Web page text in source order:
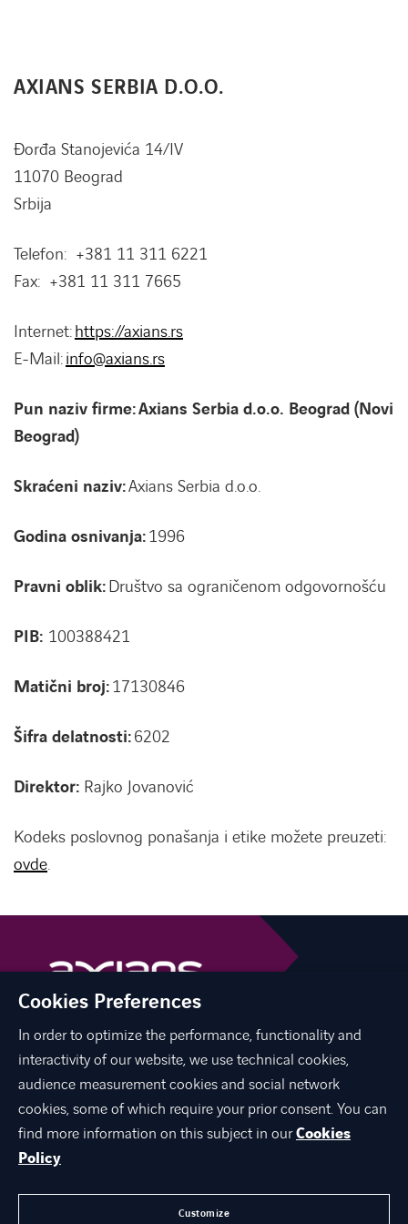
AXIANS SERBIA D.O.O.
Đorđa Stanojevića 14/IV
11070 Beograd
Srbija
Telefon: +381 11 311 6221
Fax: +381 11 311 7665
Internet:https://axians.rs
E-Mail:info@axians.rs
Pun naziv firme: Axians Serbia d.o.o. Beograd (Novi
Beograd)
Skraćeni naziv:Axians Serbia d.o.o.
Godina osnivanja:1996
Pravni oblik:Društvo sa ograničenom odgovornošću
PIB: 100388421
Matični broj:17130846
Šifra delatnosti:6202
Direktor: Rajko Jovanović
Kodeks poslovnog ponašanja i etike možete preuzeti:
ovde.
linkedinyoutube
O NAMA
EKSPERTIZA
KARIJERA
Cookies Preferences
In order to optimize the performance, functionality and
interactivity of our website, we use technical cookies,
audience measurement cookies and social network
cookies, some of which require your prior consent. You can
find more information on this subject in ourCookies
Policy
Customize